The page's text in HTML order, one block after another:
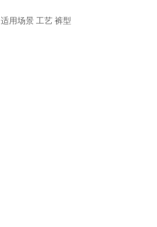
适用场景 工艺 裤型